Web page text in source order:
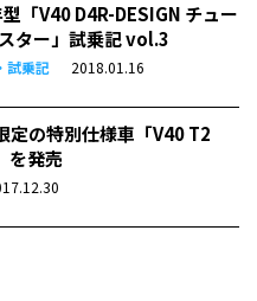
「V40 D4R-DESIGN チュー
ター」試乗記 vol.3
試乗記 2018.01.16
定の特別仕様車「V40 T2
を発売